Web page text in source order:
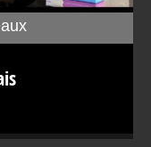
de cahier
de luxe en France.